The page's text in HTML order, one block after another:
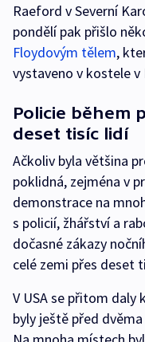
Raeford v Severní
pondělí pak přišlo
Floydovým tělem,
vystaveno v kostele v
Policie během
deset tisíc lidí
Ačkoliv byla většina
poklidná, zejména v
demonstrace na
s policií, žhářství a
dočasné zákazy
celé zemi přes deset
V USA se přitom daly
byly ještě před